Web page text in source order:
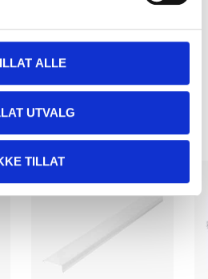
ALLE
UTVALG
TILLAT
produkter